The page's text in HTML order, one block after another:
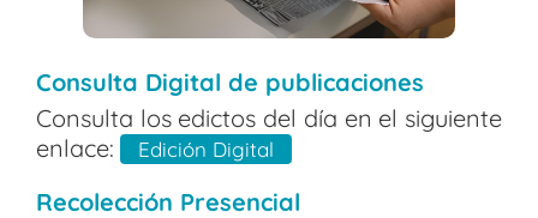
Consulta Digital de publicaciones
Consulta los edictos del día en el siguiente
enlace:
Edición Digital
Recolección Presencial